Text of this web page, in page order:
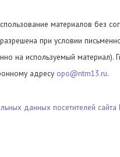
материалов без
при условии
на используемый материал).
адресу opo@ntm13.ru.
данных посетителей